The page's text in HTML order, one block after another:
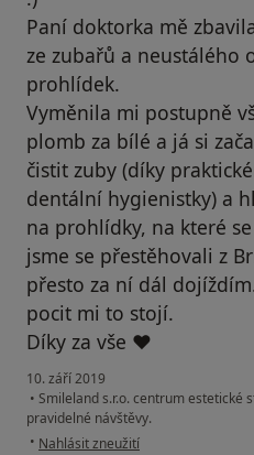
Paní doktorka mě
ze zubařů a neustálého
prohlídek.
Vyměnila mi postupně
plomb za bílé a já si
čistit zuby (díky
dentální hygienistky) a
na prohlídky, na které
jsme se přestěhovali z
přesto za ní dál
pocit mi to stojí.
Díky za vše ❤️
10. září 2019
• Smileland s.r.o. centrum estetické
pravidelné návštěvy.
• podle názoru uživatele Váš účet byl
Nahlásit zneužití